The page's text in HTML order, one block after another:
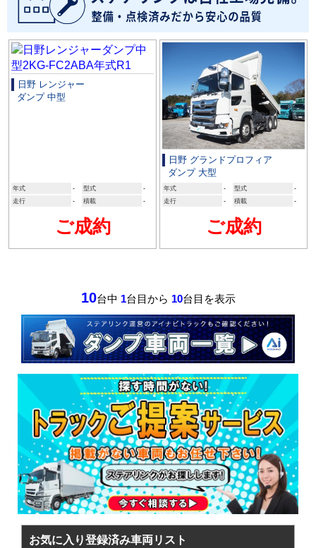
日野 レンジャー
ダンプ 中型
年式 - 型式
-
走行
- 積載 -
ご成約
日野 グランドプロフィア
ダンプ 大型
年式 - 型式
-
走行
- 積載 -
ご成約
10台中 1台目から 10台目を表示
お気に入り登録済み車両リスト